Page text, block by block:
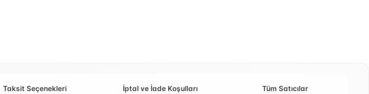
Taksit Seçenekleri İptal ve İade Koşulları Tüm Satıcılar